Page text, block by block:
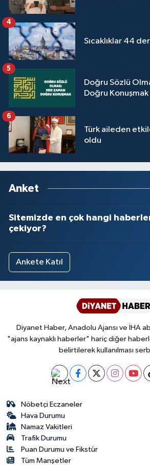
Sıcaklıklar 44
4
Doğru Sözlü
Doğru Konuşmak
5
Türk aileden
oldu
6
Anket
Sitemizde en çok hangi
çekiyor?
Ankete Katıl
Diyanet Haber, Anadolu Ajansı ve İHA
"ajans kaynaklı haberler" hariç diğer
belirtilerek kullanılması
Nöbetçi Eczaneler
Hava Durumu
Namaz Vakitleri
Trafik Durumu
Puan Durumu ve Fikstür
Tüm Manşetler